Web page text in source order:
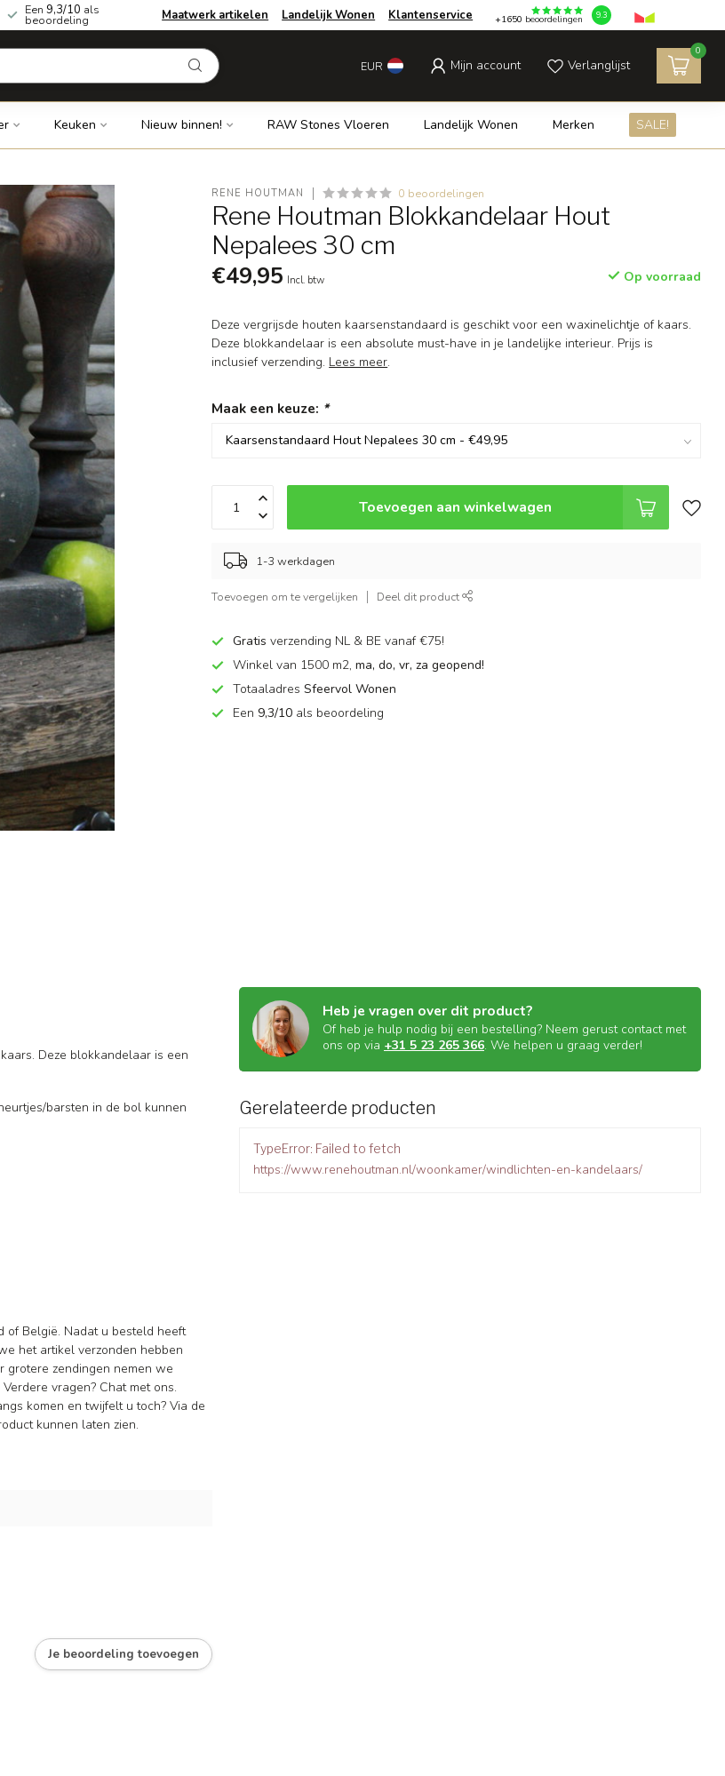
Een 9,3/10 als
beoordeling Maatwerk artikelen Landelijk Wonen Klantenservice +1650 beoordelingen 9.3
EUR Mijn account Verlanglijst
0
Keuken Nieuw binnen! RAW Stones Vloeren Landelijk Wonen Merken SALE!
RENE HOUTMAN 0 beoordelingen
Rene Houtman Blokkandelaar Hout
Nepalees 30 cm
€49,95 Incl. btw Op voorraad
Deze vergrijsde houten kaarsenstandaard is geschikt voor een waxinelichtje of kaars.
Deze blokkandelaar is een absolute must-have in je landelijke interieur. Prijs is
inclusief verzending. Lees meer.
Maak een keuze: *
Toevoegen aan winkelwagen
1-3 werkdagen
Toevoegen om te vergelijken Deel dit product
Gratisverzending NL & BE vanaf €75!
Winkel van 1500 m2,ma, do, vr, za geopend!
TotaaladresSfeervol Wonen
Een 9,3/10 als beoordeling
Deze blokkandelaar is een
barsten in de bol kunnen
of België. Nadat u besteld heeft
het artikel verzonden hebben
grotere zendingen nemen we
vragen? Chat met ons.
komen en twijfelt u toch? Via de
kunnen laten zien.
Je beoordeling toevoegen
Heb je vragen over dit product?
Of heb je hulp nodig bij een bestelling? Neem gerust contact met
ons op via +31 5 23 265 366. We helpen u graag verder!
Gerelateerde producten
TypeError: Failed to fetch
https://www.renehoutman.nl/woonkamer/windlichten-en-kandelaars/